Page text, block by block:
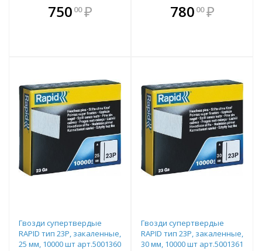
750 00 ₽
В комплекте
всегда выгоднее!
В комплекте
всегда выгоднее!
780 00 ₽
Гвозди супертвердые
RAPID тип 23P, закаленные,
25 мм, 10000 шт арт.5001360
Гвозди супертвердые
RAPID тип 23P, закаленные,
30 мм, 10000 шт арт.5001361